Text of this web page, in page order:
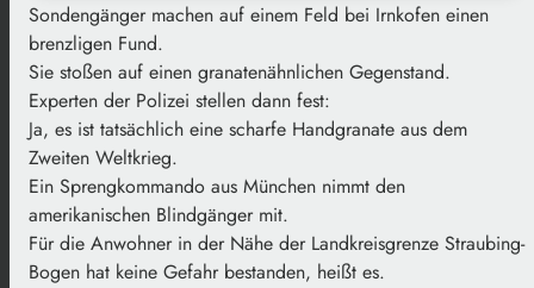
Sondengänger machen auf einem Feld bei Irnkofen einen
brenzligen Fund.
Sie stoßen auf einen granatenähnlichen Gegenstand.
Experten der Polizei stellen dann fest:
Ja, es ist tatsächlich eine scharfe Handgranate aus dem
Zweiten Weltkrieg.
Ein Sprengkommando aus München nimmt den
amerikanischen Blindgänger mit.
Für die Anwohner in der Nähe der Landkreisgrenze Straubing-
Bogen hat keine Gefahr bestanden, heißt es.